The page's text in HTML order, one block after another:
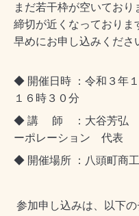
まだ若干枠が空いており
締切が近くなっておりま
早めにお申し込みくださ
◆ 開催日時 ：令和３年
１６時３０分
◆ 講 師 ： 大谷芳弘
ーポレーション 代表
◆ 開催場所 ： 八頭町商
参加申し込みは、以下の